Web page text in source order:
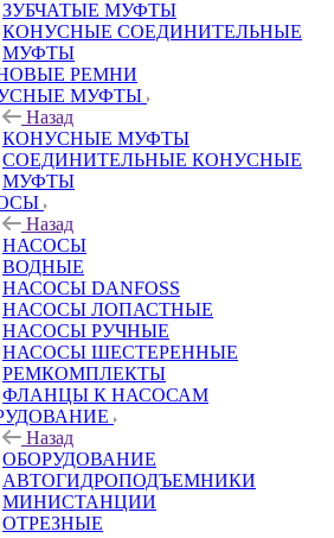
ЗУБЧАТЫЕ МУФТЫ
КОНУСНЫЕ СОЕДИНИТЕЛЬНЫЕ
МУФТЫ
РЕМНИ
МУФТЫ
Назад
КОНУСНЫЕ МУФТЫ
СОЕДИНИТЕЛЬНЫЕ КОНУСНЫЕ
МУФТЫ
Назад
НАСОСЫ
ВОДНЫЕ
НАСОСЫ DANFOSS
НАСОСЫ ЛОПАСТНЫЕ
НАСОСЫ РУЧНЫЕ
НАСОСЫ ШЕСТЕРЕННЫЕ
РЕМКОМПЛЕКТЫ
ФЛАНЦЫ К НАСОСАМ
Назад
ОБОРУДОВАНИЕ
АВТОГИДРОПОДЪЕМНИКИ
МИНИСТАНЦИИ
ОТРЕЗНЫЕ